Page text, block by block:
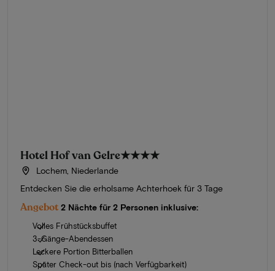
Hotel Hof van Gelre★★★★
Lochem, Niederlande
Entdecken Sie die erholsame Achterhoek für 3 Tage
Angebot 2 Nächte für 2 Personen inklusive:
Volles Frühstücksbuffet
3-Gänge-Abendessen
Leckere Portion Bitterballen
Später Check-out bis (nach Verfügbarkeit)